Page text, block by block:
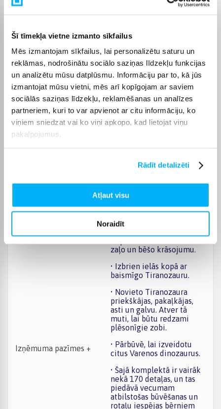
Šī tīmekļa vietne izmanto sīkfailus
Mēs izmantojam sīkfailus, lai personalizētu saturu un
reklāmas, nodrošinātu sociālo saziņas līdzekļu funkcijas
un analizētu mūsu datplūsmu. Informāciju par to, kā jūs
izmantojat mūsu vietni, mēs arī kopīgojam ar saviem
sociālās saziņas līdzekļu, reklamēšanas un analīzes
partneriem, kuri to var apvienot ar citu informāciju, ko
viņiem sniedzat vai ko viņi apkopo, kad lietojat viņu
pakalpojumus.
Rādīt detalizēti
Atļaut visu
Noraidīt
Svars, Kg 0.257
Produkta kategorija Konstruktori
Daļu skaits 174
Izņēmuma pazīmes +
Tiranozaurs ar spilgti
oranžām acīm,
atveramu muti, kurā ir asi
zobi. Iekļauts arī
dinozaura medījums jeb
būvējams krūškurvis.
zaļo un bēšo krāsojumu.
• Izbrien ielās kopā ar
baismīgo Tiranozauru.
• Novieto Tiranozaura
priekškājas, pakaļkājas,
asti un galvu. Atver tā
muti, lai būtu redzami
plēsonīgie zobi.
• Pārbūvē, lai izveidotu
citus Varenos dinozaurus.
• Šajā komplektā ir vairāk
nekā 170 detaļas, un tas
piedāvā vecumam
atbilstošas būvēšanas un
rotaļu iespējas bērniem